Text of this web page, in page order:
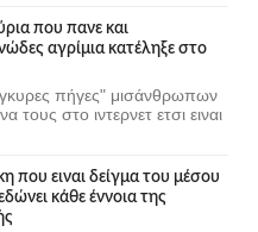
που πανε και
αγρίμια κατέληξε στο
πήγες" μισάνθρωπων
τους στο ιντερνετ ετσι ειναι
που ειναι δείγμα του μέσου
κάθε έννοια της